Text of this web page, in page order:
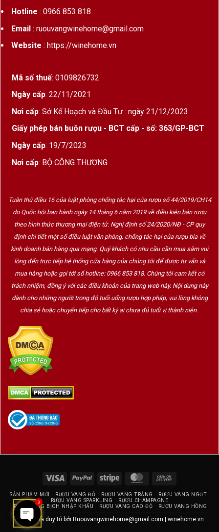
Hotline : 0966 853 818
Email: ruouvangwinehome@gmail.com
Website : https://winehome.vn
Mã số thuế: 0109826732
Ngày cấp: 22/11/2021
Nơi cấp: Sở Kế Hoạch và Đầu Tư : ngày 21/12/2023
Giấy phép bán buôn rượu - BCT cấp - số: 363/GP-BCT
Ngày cấp: 19/7/2023
Nơi cấp: BỘ CÔNG THƯƠNG
Tuân thủ điều 16 của luật phòng chống tác hại của rượu số 44/2019/CH14
do Quốc hội ban hành ngày 14 tháng 6 năm 2019 về điều kiện bán rượu
theo hình thức thương mại điện tử. Nghị định số 24/2020/NĐ - CP quy
định chi tiết một số điều luật văn phòng, chống tác hại của rượu bia về
kinh doanh bán hàng qua mạng. Quý khách có nhu cầu cần mua sắm vui
lòng đến trực tiếp hệ thống cửa hàng của chúng tôi để được tư vấn và
mua hàng hoặc gọi tới số hotline: 0966 853 818. Chúng tôi cam kết có
trách nhiệm, đồng ý với các điều khoản của trang web này. Nội dung này
dành cho những người trong độ tuổi uống rượu hợp pháp, vui lòng không
chia sẻ hoặc chuyển tiếp cho bất kỳ ai chưa đủ tuổi vị thành niên.
Visa PayPal Stripe MasterCard
Delivery
SẢN PHẨM MỚI RƯỢU VANG ĐỎ RƯỢU VANG TRẮNG
RƯỢU VANG NGỌT
RƯỢU VANG SPARKLING
RƯỢU CHAMPAGNE
RƯỢU VANG BỊCH NHẬP KHẨU
RƯỢU VANG CAO ĐỘ RƯỢU VANG HỒNG
Thiết kế và duy trì bởi Ruouvangwinehome@gmail.com | winehome.vn
3